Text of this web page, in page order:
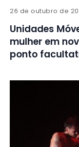
26 de outubro de
Unidades
mulher em
ponto